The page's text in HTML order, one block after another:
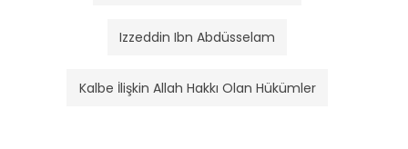
Izzeddin Ibn Abdüsselam
Kalbe İlişkin Allah Hakkı Olan Hükümler